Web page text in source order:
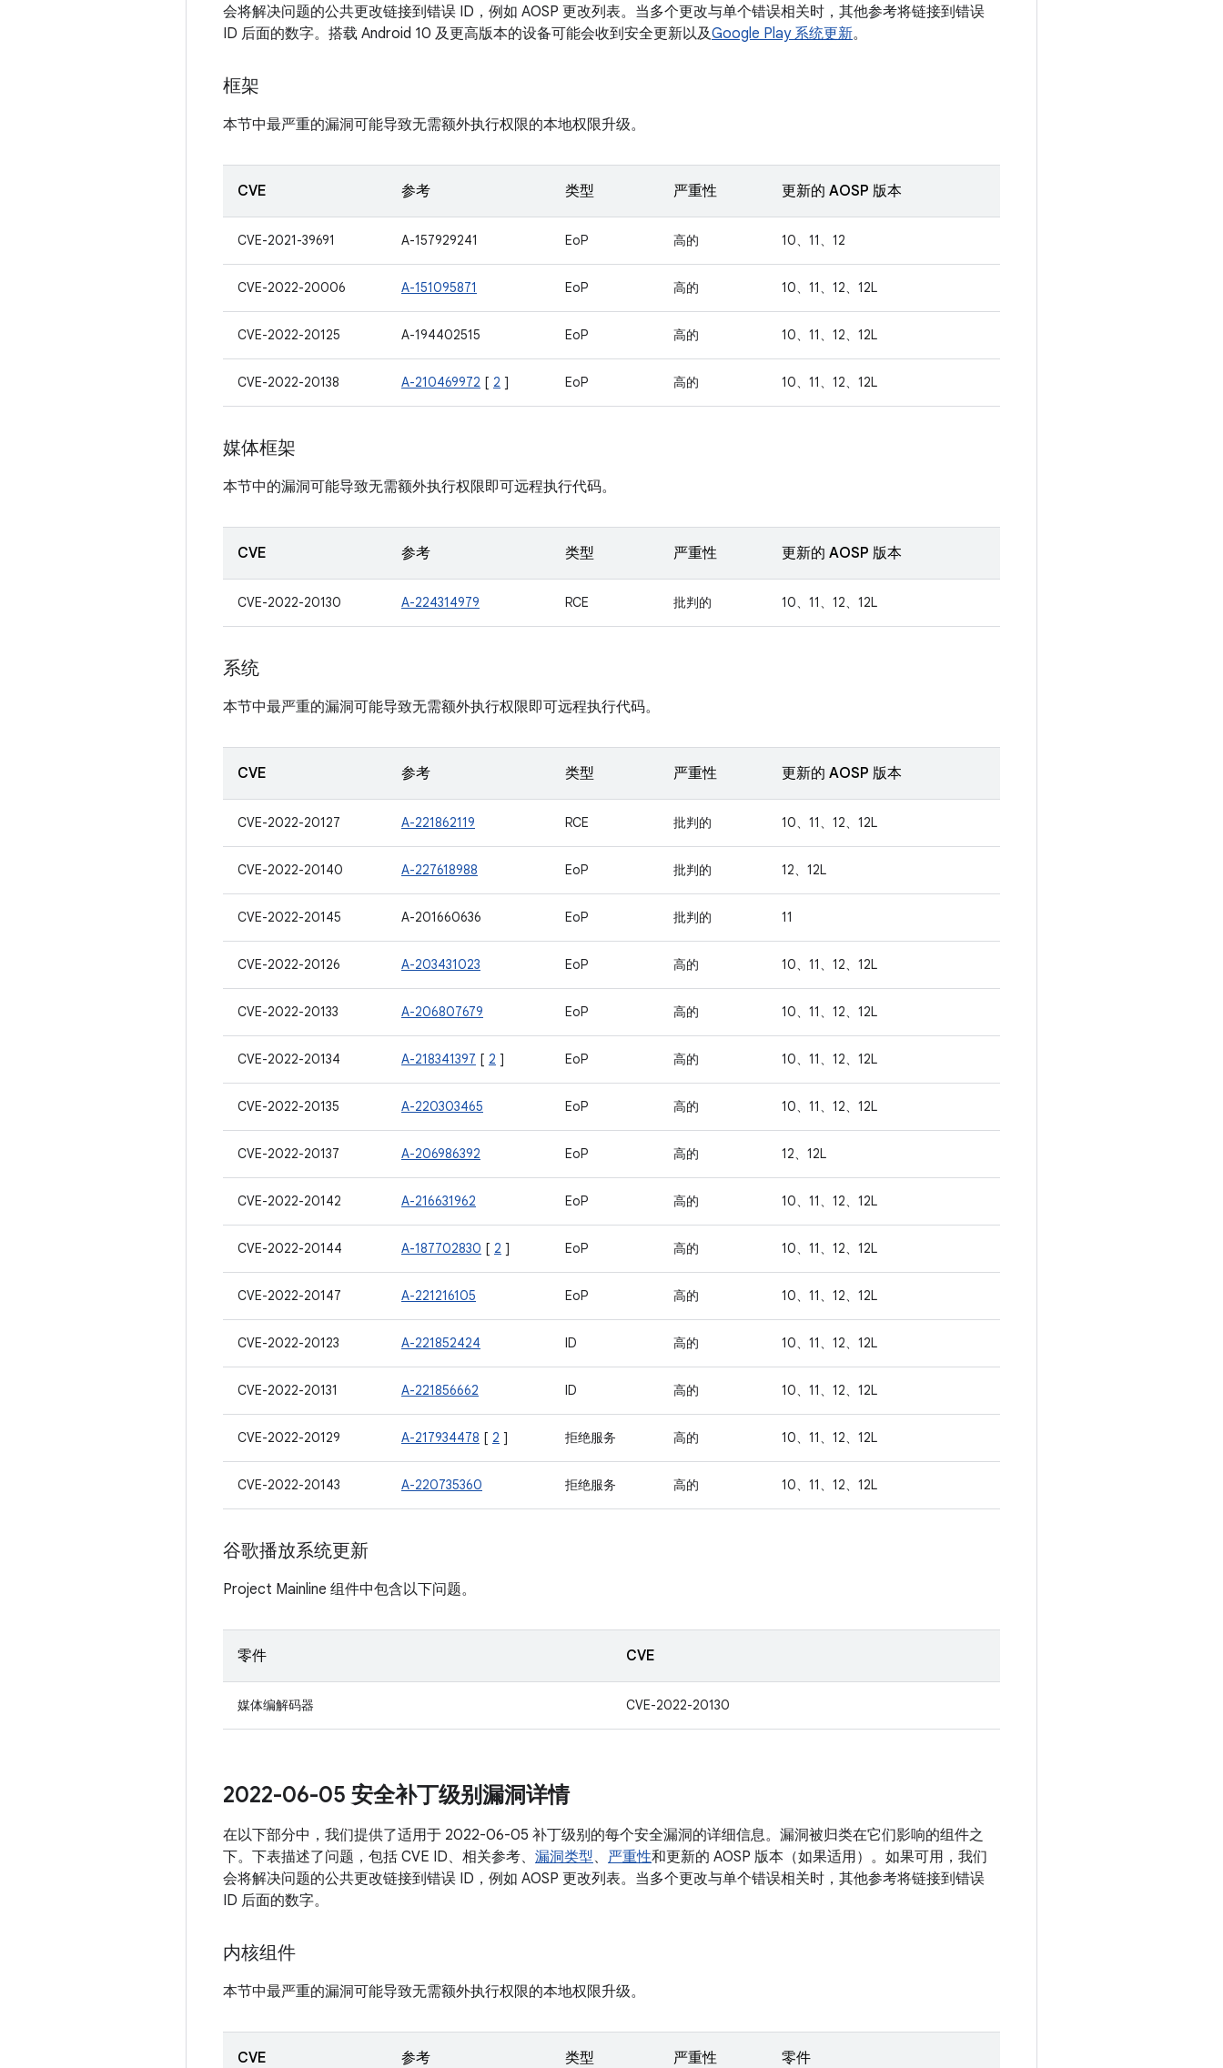
会将解决问题的公共更改链接到错误 ID，例如 AOSP 更改列表。当多个更改与单个错误相关时，其他参考将链接到错误
ID 后面的数字。搭载 Android 10 及更高版本的设备可能会收到安全更新以及Google Play 系统更新。
框架
本节中最严重的漏洞可能导致无需额外执行权限的本地权限升级。
CVE 参考 类型 严重性 更新的 AOSP 版本
CVE-2021-39691 A-157929241 EoP 高的 10、11、12
CVE-2022-20006 A-151095871 EoP 高的 10、11、12、12L
CVE-2022-20125 A-194402515 EoP 高的 10、11、12、12L
CVE-2022-20138 A-210469972 [ 2 ] EoP 高的 10、11、12、12L
媒体框架
本节中的漏洞可能导致无需额外执行权限即可远程执行代码。
CVE 参考 类型 严重性 更新的 AOSP 版本
CVE-2022-20130 A-224314979 RCE 批判的 10、11、12、12L
系统
本节中最严重的漏洞可能导致无需额外执行权限即可远程执行代码。
CVE 参考 类型 严重性 更新的 AOSP 版本
CVE-2022-20127 A-221862119 RCE 批判的 10、11、12、12L
CVE-2022-20140 A-227618988 EoP 批判的 12、12L
CVE-2022-20145 A-201660636 EoP 批判的 11
CVE-2022-20126 A-203431023 EoP 高的 10、11、12、12L
CVE-2022-20133 A-206807679 EoP 高的 10、11、12、12L
CVE-2022-20134 A-218341397 [ 2 ] EoP 高的 10、11、12、12L
CVE-2022-20135 A-220303465 EoP 高的 10、11、12、12L
CVE-2022-20137 A-206986392 EoP 高的 12、12L
CVE-2022-20142 A-216631962 EoP 高的 10、11、12、12L
CVE-2022-20144 A-187702830 [ 2 ] EoP 高的 10、11、12、12L
CVE-2022-20147 A-221216105 EoP 高的 10、11、12、12L
CVE-2022-20123 A-221852424 ID 高的 10、11、12、12L
CVE-2022-20131 A-221856662 ID 高的 10、11、12、12L
CVE-2022-20129 A-217934478 [ 2 ] 拒绝服务 高的 10、11、12、12L
CVE-2022-20143 A-220735360 拒绝服务 高的 10、11、12、12L
谷歌播放系统更新
Project Mainline 组件中包含以下问题。
零件 CVE
媒体编解码器 CVE-2022-20130
2022-06-05 安全补丁级别漏洞详情
在以下部分中，我们提供了适用于 2022-06-05 补丁级别的每个安全漏洞的详细信息。漏洞被归类在它们影响的组件之
下。下表描述了问题，包括 CVE ID、相关参考、 漏洞类型、 严重性和更新的 AOSP 版本（如果适用）。如果可用，我们
会将解决问题的公共更改链接到错误 ID，例如 AOSP 更改列表。当多个更改与单个错误相关时，其他参考将链接到错误
ID 后面的数字。
内核组件
本节中最严重的漏洞可能导致无需额外执行权限的本地权限升级。
CVE 参考 类型 严重性 零件